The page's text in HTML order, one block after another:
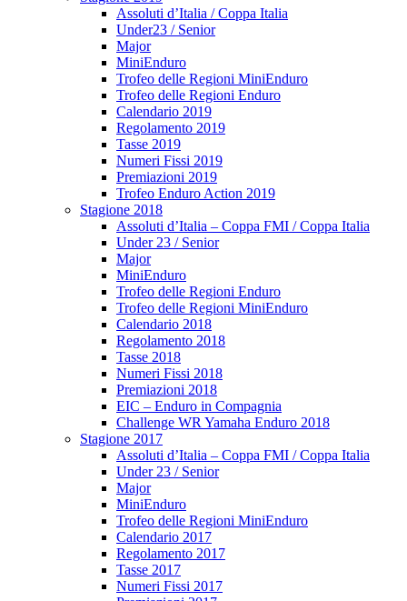
Assoluti d’Italia / Coppa Italia
Under23 / Senior
Major
MiniEnduro
Trofeo delle Regioni MiniEnduro
Trofeo delle Regioni Enduro
Calendario 2019
Regolamento 2019
Tasse 2019
Numeri Fissi 2019
Premiazioni 2019
Trofeo Enduro Action 2019
Stagione 2018
Assoluti d’Italia – Coppa FMI / Coppa Italia
Under 23 / Senior
Major
MiniEnduro
Trofeo delle Regioni Enduro
Trofeo delle Regioni MiniEnduro
Calendario 2018
Regolamento 2018
Tasse 2018
Numeri Fissi 2018
Premiazioni 2018
EIC – Enduro in Compagnia
Challenge WR Yamaha Enduro 2018
Stagione 2017
Assoluti d’Italia – Coppa FMI / Coppa Italia
Under 23 / Senior
Major
MiniEnduro
Trofeo delle Regioni MiniEnduro
Calendario 2017
Regolamento 2017
Tasse 2017
Numeri Fissi 2017